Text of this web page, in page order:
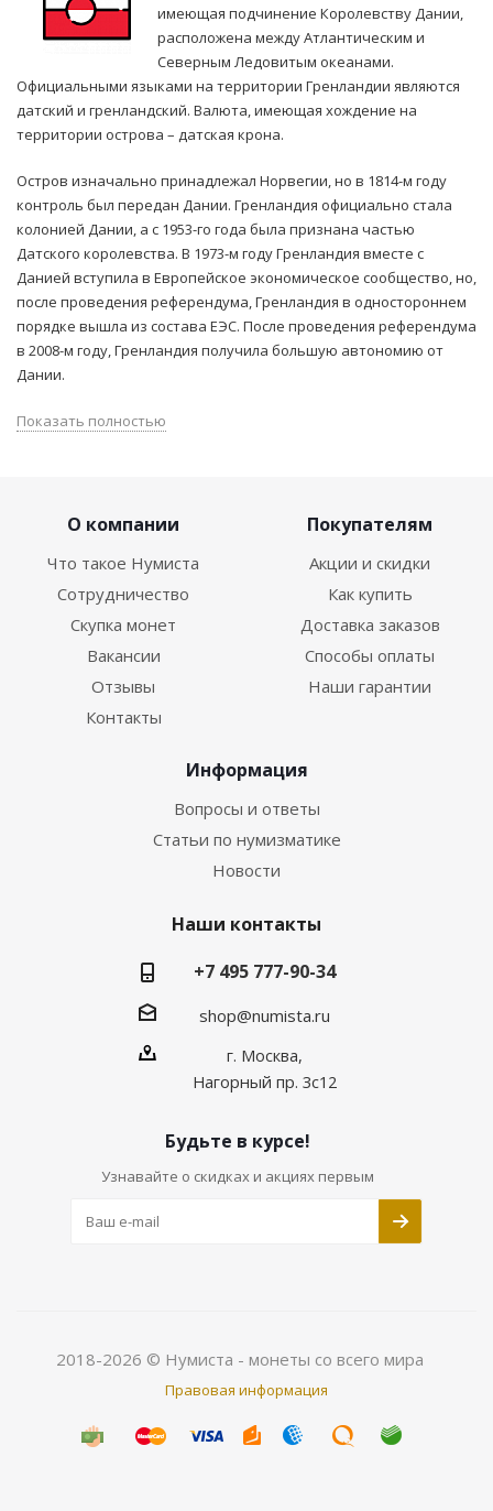
имеющая подчинение Королевству Дании,
расположена между Атлантическим и
Северным Ледовитым океанами.
Официальными языками на территории Гренландии являются
датский и гренландский. Валюта, имеющая хождение на
территории острова – датская крона.
Остров изначально принадлежал Норвегии, но в 1814-м году
контроль был передан Дании. Гренландия официально стала
колонией Дании, а с 1953-го года была признана частью
Датского королевства. В 1973-м году Гренландия вместе с
Данией вступила в Европейское экономическое сообщество, но,
после проведения референдума, Гренландия в одностороннем
порядке вышла из состава ЕЭС. После проведения референдума
в 2008-м году, Гренландия получила большую автономию от
Дании.
Показать полностью
О компании
Что такое Нумиста
Сотрудничество
Скупка монет
Вакансии
Отзывы
Контакты
Покупателям
Акции и скидки
Как купить
Доставка заказов
Способы оплаты
Наши гарантии
Информация
Вопросы и ответы
Статьи по нумизматике
Новости
Наши контакты
+7 495 777-90-34
shop@numista.ru
г. Москва,
Нагорный пр. 3с12
Будьте в курсе!
Узнавайте о скидках и акциях первым
2018-2026 © Нумиста - монеты со всего мира
Правовая информация